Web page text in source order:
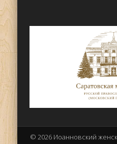
© 2026 Иоанновский